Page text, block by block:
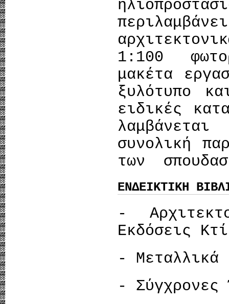
1:100
μακέτα
ξυλότυπο
ειδικές
συνολική
των
ΕΝΔΕΙΚΤΙΚΗ
-
Εκδόσεις
- Μεταλλικά
- Σύγχρονες